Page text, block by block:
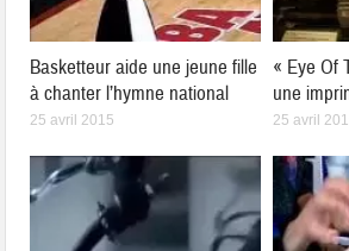
Basketteur aide une jeune fille
à chanter l’hymne national
25 avril 2015
« Eye Of
une
25 avril